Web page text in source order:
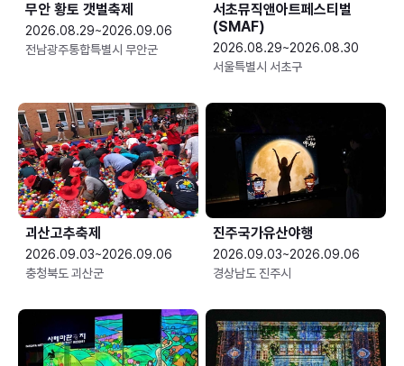
무안 황토 갯벌축제
2026.08.29~2026.09.06
전남광주통합특별시 무안군
서초뮤직앤아트페스티벌
(SMAF)
2026.08.29~2026.08.30
서울특별시 서초구
괴산고추축제
2026.09.03~2026.09.06
충청북도 괴산군
진주국가유산야행
2026.09.03~2026.09.06
경상남도 진주시